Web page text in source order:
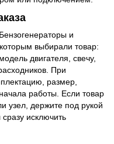
и
выбирали товар:
двигателя, свечу,
При
размер,
работы. Если товар
узел, держите под рукой
исключить